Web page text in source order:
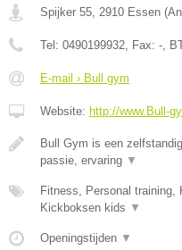
Spijker 55, 2910 Essen (
Tel: 0490199932, Fax: -,
E-mail › Bull gym
Website: http://www.Bull-
Bull Gym is een
passie, ervaring ▼
Fitness, Personal training,
Kickboksen kids ▼
Openingstijden ▼